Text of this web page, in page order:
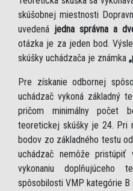
skúšobnej miestnosti
uvedená jedna správna a
otázka je za jeden bod.
skúšky uchádzača je známka
Pre získanie odbornej
uchádzač vykoná základný
pričom minimálny počet
teoretickej skúšky je 24. Pri
bodov zo základného testu
uchádzač nemôže
vykonaniu doplňujúceho
spôsobilosti VMP kategórie B